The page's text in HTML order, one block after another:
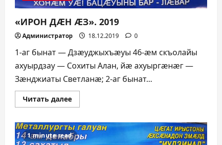
«ИРОН ДÆН ÆЗ». 2019
Администратор 18.12.2019 0
1-аг бынат — Дзæуджыхъæуы 46-æм скъолайы
ахуырдзау — Сохиты Алан, йæ ахуыргæнæг —
Зæнджиаты Светланæ; 2-аг бынат...
Читать далееПрочитать
больше
ДÆН
ÆЗ».
2019
1 minute read